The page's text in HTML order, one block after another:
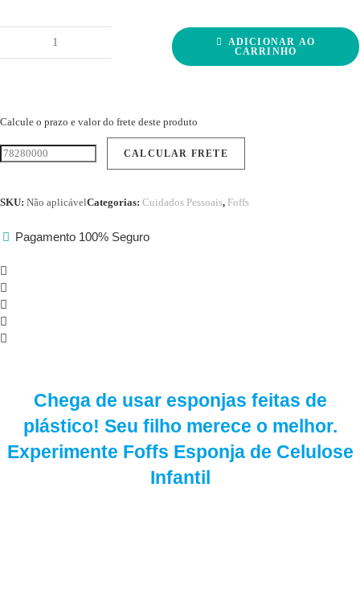
ADICIONAR AO
CARRINHO
Calcule o prazo e valor do frete deste produto
SKU: Não aplicávelCategorias: Cuidados Pessoais, Foffs
Pagamento 100% Seguro
Chega de usar esponjas feitas de
plástico! Seu filho merece o melhor.
Experimente Foffs Esponja de Celulose
Infantil